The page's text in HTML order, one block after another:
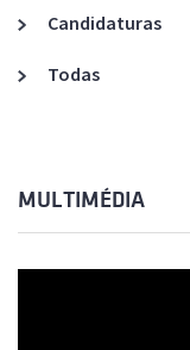
Candidaturas
Todas
MULTIMÉDIA